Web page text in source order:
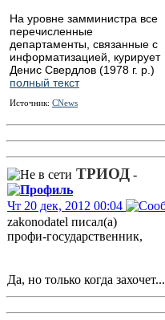
На уровне замминистра все
перечисленные
департаменты, связанные с
информатизацией, курирует
Денис Свердлов (1978 г. р.)
полный текст
Источник: CNews
ТРИОД -
Чт 20 дек, 2012 00:04
zakonodatel писал(а)
профи-государственник,
Да, но только когда захочет...